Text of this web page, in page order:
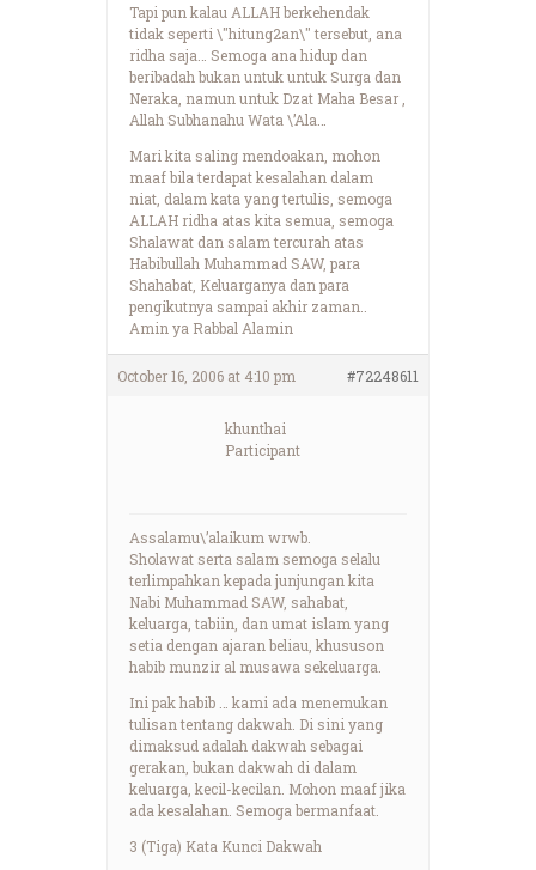
Tapi pun kalau ALLAH berkehendak
tidak seperti \"hitung2an\" tersebut, ana
ridha saja… Semoga ana hidup dan
beribadah bukan untuk untuk Surga dan
Neraka, namun untuk Dzat Maha Besar ,
Allah Subhanahu Wata \’Ala…
Mari kita saling mendoakan, mohon
maaf bila terdapat kesalahan dalam
niat, dalam kata yang tertulis, semoga
ALLAH ridha atas kita semua, semoga
Shalawat dan salam tercurah atas
Habibullah Muhammad SAW, para
Shahabat, Keluarganya dan para
pengikutnya sampai akhir zaman..
Amin ya Rabbal Alamin
October 16, 2006 at 4:10 pm #72248611
khunthai
Participant
Assalamu\’alaikum wrwb.
Sholawat serta salam semoga selalu
terlimpahkan kepada junjungan kita
Nabi Muhammad SAW, sahabat,
keluarga, tabiin, dan umat islam yang
setia dengan ajaran beliau, khususon
habib munzir al musawa sekeluarga.
Ini pak habib … kami ada menemukan
tulisan tentang dakwah. Di sini yang
dimaksud adalah dakwah sebagai
gerakan, bukan dakwah di dalam
keluarga, kecil-kecilan. Mohon maaf jika
ada kesalahan. Semoga bermanfaat.
3 (Tiga) Kata Kunci Dakwah